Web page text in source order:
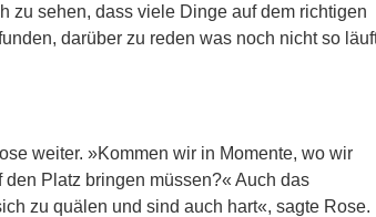
zu sehen, dass viele Dinge auf dem richtigen
darüber zu reden was noch nicht so
weiter. »Kommen wir in Momente, wo wir
Platz bringen müssen?« Auch das
zu quälen und sind auch hart«, sagte Rose.